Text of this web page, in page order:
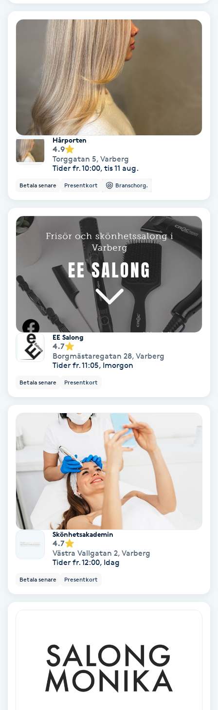
Fransk manikyr
Fransrengöring
Frekvensterapi
Friskvård
Friskvårdsmassage
Färgning
Gel naglar
Gelenaglar
Gellack
Gellack med förstärkning
Gravidyoga
Gruppträning
Gua Sha-massage
Hatha Yoga
Headspa
Healing
Herrklippning
Hollywood Peel
Hot Stone Massage
Hårporten
4.9
Torggatan 5, Varberg
Tider fr. 10:00, tis 11 aug.
Betala senare Presentkort Branschorg.
EE Salong
4.7
Borgmästaregatan 28, Varberg
Tider fr. 11:05, Imorgon
Betala senare Presentkort
Skönhetsakademin
4.7
Västra Vallgatan 2, Varberg
Tider fr. 12:00, Idag
Betala senare Presentkort